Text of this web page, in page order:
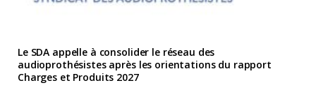
Le SDA appelle à consolider le réseau des
audioprothésistes après les orientations du rapport
Charges et Produits 2027